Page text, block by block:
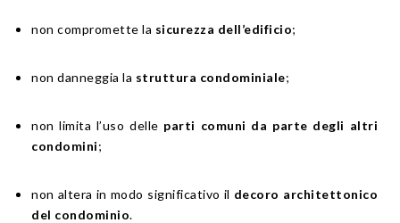
non compromette la sicurezza dell’edificio;
non danneggia la struttura condominiale;
non limita l’uso delle parti comuni da parte degli altri
condomini;
non altera in modo significativo il decoro architettonico
del condominio.